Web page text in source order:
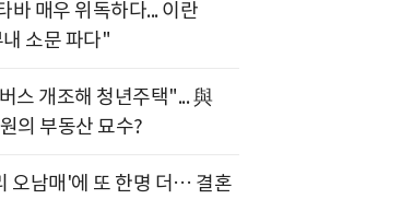
바 매우 위독하다... 이란
소문 파다"
스 개조해 청년주택"... 與
의 부동산 묘수?
오남매'에 또 한명 더… 결혼